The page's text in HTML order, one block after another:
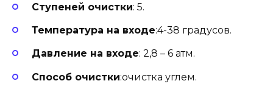
Ступеней очистки: 5.
Температура на входе:4-38 градусов.
Давление на входе: 2,8 – 6 атм.
Способ очистки:очистка углем.